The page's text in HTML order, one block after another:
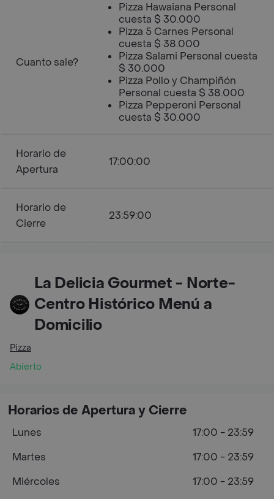
Cuanto sale?
Pizza Hawaiana Personal
cuesta $ 30.000
Pizza 5 Carnes Personal
cuesta $ 38.000
Pizza Salami Personal cuesta
$ 30.000
Pizza Pollo y Champiñón
Personal cuesta $ 38.000
Pizza Pepperoni Personal
cuesta $ 30.000
Horario de
Apertura
17:00:00
Horario de
Cierre
23:59:00
La Delicia Gourmet - Norte-
Centro Histórico Menú a
Domicilio
Pizza
Abierto
Horarios de Apertura y Cierre
Lunes
17:00 - 23:59
Martes
17:00 - 23:59
Miércoles
17:00 - 23:59